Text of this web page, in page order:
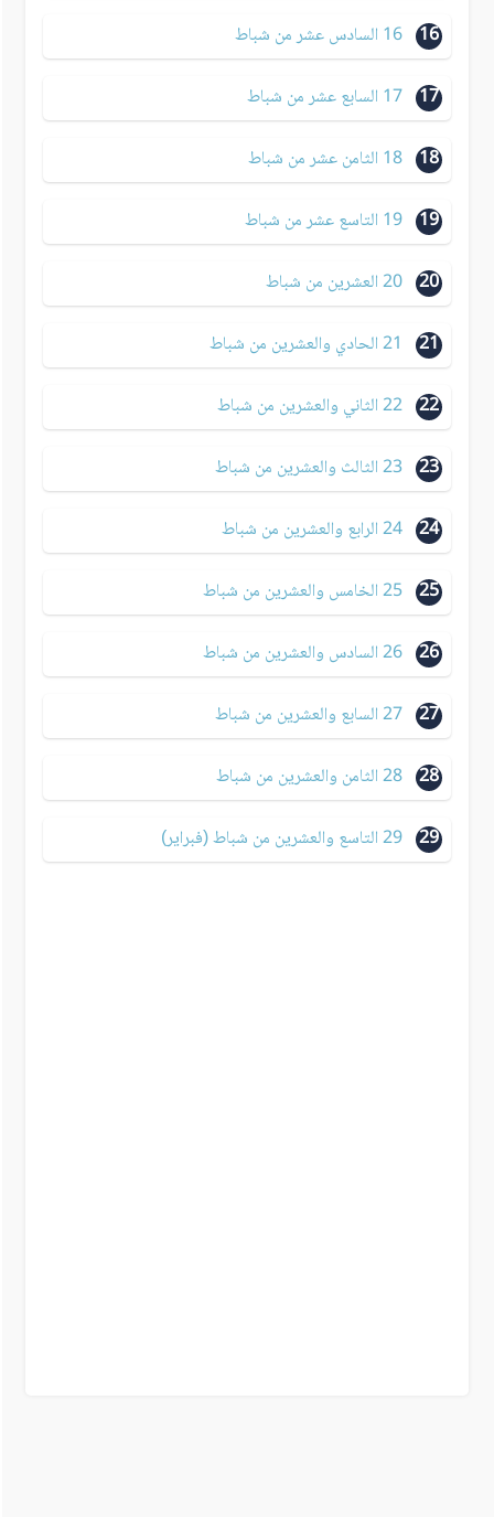
16 16 السادس عشر من شباط
17 17 السابع عشر من شباط
18 18 الثامن عشر من شباط
19 19 التاسع عشر من شباط
20 20 العشرين من شباط
21 21 الحادي والعشرين من شباط
22 22 الثاني والعشرين من شباط
23 23 الثالث والعشرين من شباط
24 24 الرابع والعشرين من شباط
25 25 الخامس والعشرين من شباط
26 26 السادس والعشرين من شباط
27 27 السابع والعشرين من شباط
28 28 الثامن والعشرين من شباط
29 29 التاسع والعشرين من شباط (فبراير)